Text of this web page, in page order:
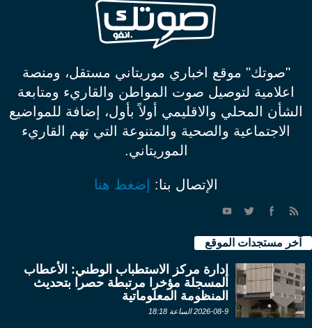
"صوتك" موقع اخباري موريتاني مستقل، ومنصة
اعلامية لتوصيل صوت المواطن والقاريء ومتابعة
الشأن المحلي والاقليمي أولاً بأول، إضافة للمواضيع
الاجتماعية والصحية والمتنوعة التي تهم القاريء
الموريتاني.
الإتصال بنا: إضغط هنا
آخر مستجدات الموقع
إدارة مركز الاستطباب الوطني: الأعطاب
المسجلة مؤخرا مرتبطة حصرا بتحديث
المنظومة المعلوماتية
2026-08-9 الساعة 18:18